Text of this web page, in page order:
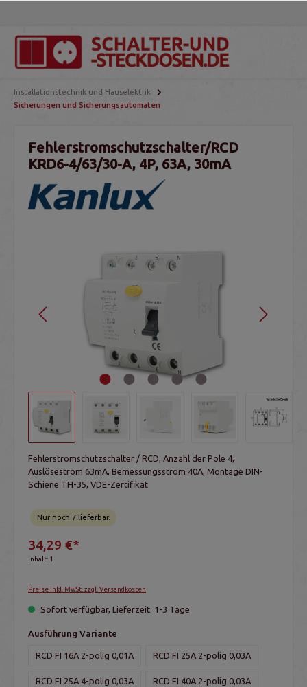
Installationstechnik und Hauselektrik
Sicherungen und Sicherungsautomaten
Fehlerstromschutzschalter/RCD
KRD6-4/63/30-A, 4P, 63A, 30mA
Fehlerstromschutzschalter / RCD, Anzahl der Pole 4,
Auslösestrom 63mA, Bemessungsstrom 40A, Montage DIN-
Schiene TH-35, VDE-Zertifikat
Nur noch 7 lieferbar.
34,29 €*
Inhalt: 1
Preise inkl. MwSt. zzgl. Versandkosten
Sofort verfügbar, Lieferzeit: 1-3 Tage
Ausführung Variante
RCD FI 16A 2-polig 0,01A RCD FI 25A 2-polig 0,03A
RCD FI 25A 4-polig 0,03A RCD FI 40A 2-polig 0,03A